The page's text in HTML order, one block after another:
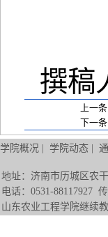
撰稿
上一条
下一条
学院概况 学院动态
地址：济南市历城区农
电话：0531-88117927
山东农业工程学院继续